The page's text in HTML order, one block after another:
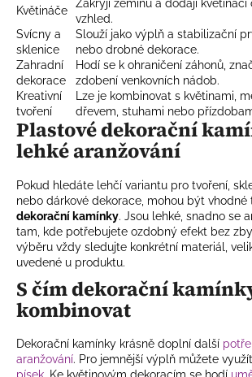
Květináče
Zakryjí zeminu a dodají květináči
vzhled.
Svícny a
sklenice
Slouží jako výplň a stabilizační
nebo drobné dekorace.
Zahradní
dekorace
Hodí se k ohraničení záhonů,
zdobení venkovních nádob.
Kreativní
tvoření
Lze je kombinovat s květinami,
dřevem, stuhami nebo
Plastové dekorační
lehké aranžování
Pokud hledáte lehčí variantu pro tvoření,
nebo dárkové dekorace, mohou být vhodné
dekorační kamínky. Jsou lehké, snadno se
tam, kde potřebujete ozdobný efekt bez
výběru vždy sledujte konkrétní materiál,
uvedené u produktu.
S čím dekorační
kombinovat
Dekorační kamínky krásně doplní další
aranžování. Pro jemnější výplň můžete